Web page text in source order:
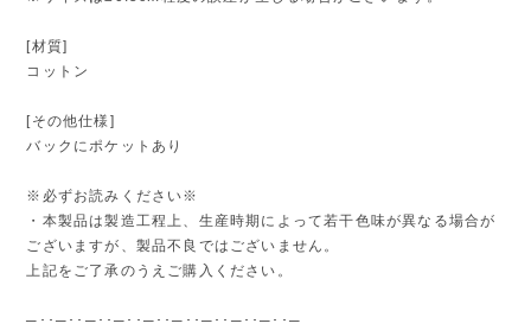
[材質]
コットン
[その他仕様]
バックにポケットあり
※必ずお読みください※
・本製品は製造工程上、生産時期によって若干色味が異なる場合が
ございますが、製品不良ではございません。
上記をご了承のうえご購入ください。
─･･─･･─･･─･･─･･─･･─･･─･･─･･─